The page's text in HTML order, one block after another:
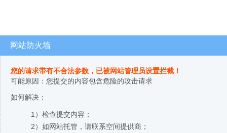
网站防火墙
您的请求带有不合法参数，已被网站管理员设置拦截！
可能原因：您提交的内容包含危险的攻击请求
如何解决：
1）检查提交内容；
2）如网站托管，请联系空间提供商；